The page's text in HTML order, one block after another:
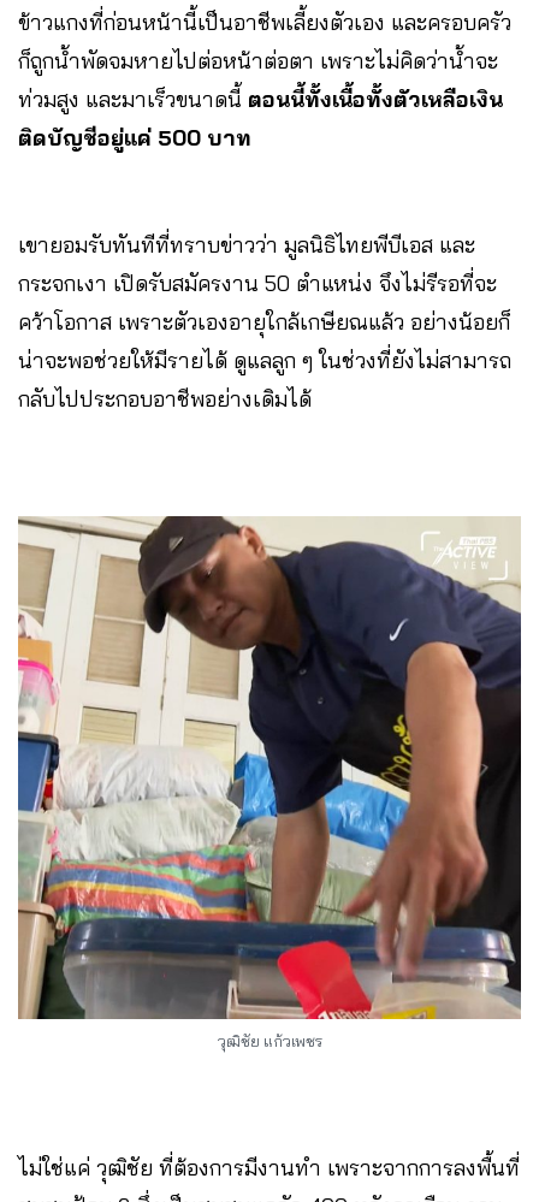
ข้าวแกงที่ก่อนหน้านี้เป็นอาชีพเลี้ยงตัวเอง และครอบครัว
ก็ถูกน้ำพัดจมหายไปต่อหน้าต่อตา เพราะไม่คิดว่าน้ำจะ
ท่วมสูง และมาเร็วขนาดนี้ ตอนนี้ทั้งเนื้อทั้งตัวเหลือเงิน
ติดบัญชีอยู่แค่ 500 บาท
เขายอมรับทันทีที่ทราบข่าวว่า มูลนิธิไทยพีบีเอส และ
กระจกเงา เปิดรับสมัครงาน 50 ตำแหน่ง จึงไม่รีรอที่จะ
คว้าโอกาส เพราะตัวเองอายุใกล้เกษียณแล้ว อย่างน้อยก็
น่าจะพอช่วยให้มีรายได้ ดูแลลูก ๆ ในช่วงที่ยังไม่สามารถ
กลับไปประกอบอาชีพอย่างเดิมได้
วุฒิชัย แก้วเพชร
ไม่ใช่แค่ วุฒิชัย ที่ต้องการมีงานทำ เพราะจากการลงพื้นที่